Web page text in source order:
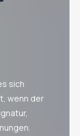
sich
wenn der